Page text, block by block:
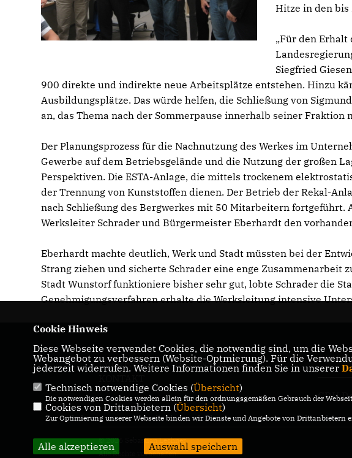
Hitze in den bis
Für den Erhalt
Siegfried
900 direkte und indirekte neue Arbeitsplätze entstehen. Hinzu
Ausbildungsplätze. Das würde helfen, die Schließung von
an, das Thema nach der Sommerpause innerhalb seiner Fraktion
Der Planungsprozess für die Nachnutzung des Werkes im
Gewerbe auf dem Betriebsgelände und die Nutzung der großen
Perspektiven. Die ESTA-Anlage, die mittels trockenem
der Trennung von Kunststoffen dienen. Der Betrieb der Rekal-
nach Schließung des Bergwerkes mit 50 Mitarbeitern
Werksleiter Schrader und Bürgermeister Eberhardt den
Eberhardt machte deutlich, Werk und Stadt müssten bei der
Strang ziehen und sicherte Schrader eine enge Zusammenarbeit
Stadt Wunstorf funktioniere bisher sehr gut, lobte Schrader die
Genehmigungsverfahren erhalte die Werksleitung intensive
IMPRESSUM
DATENSCHUTZ
CDU
CDU
© 2026 Sebastian Lechner
Alle Rechte vorbehalten.
Cookie Hinweis
Diese Webseite verwendet Cookies, die notwendig sind, um die
Webangebot zu verbessern (Website-Optmierung). Für die
jederzeit widerrufen. Weitere Informationen finden Sie in unserer
Technisch notwendige Cookies (Übersicht)
Die notwendigen Cookies werden allein für den ordnungsgemäßen Gebrauch der
Cookies von Drittanbietern (Übersicht)
Zur Optimierung unserer Webseite binden wir Dienste und Angebote von Drittanbietern
Alle akzeptieren Auswahl speichern